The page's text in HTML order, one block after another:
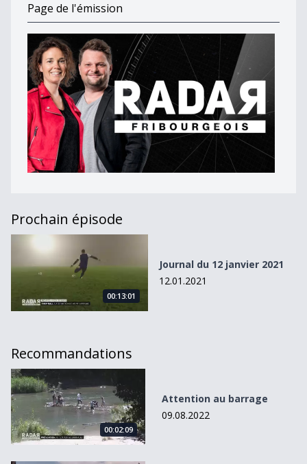
Page de l'émission
Prochain épisode
00:13:01
Journal du 12 janvier 2021
12.01.2021
Recommandations
Attention au barrage
00:02:09
Attention au barrage
09.08.2022